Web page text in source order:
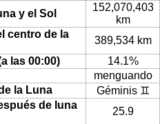
y el Sol
152,070,403
km
centro de la
389,534 km
las 00:00)
14.1%
menguando
la Luna
Géminis ♊
de luna
25.9